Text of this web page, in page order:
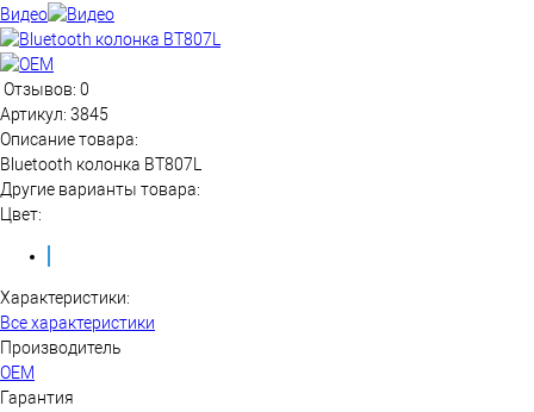
Видео
Отзывов: 0
Артикул: 3845
Описание товара:
Bluetooth колонка BT807L
Другие варианты товара:
Цвет:
Характеристики:
Все характеристики
Производитель
OEM
Гарантия